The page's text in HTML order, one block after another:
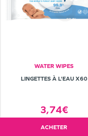
WATER WIPES
LINGETTES À L'EAU X60
3,74€
ACHETER